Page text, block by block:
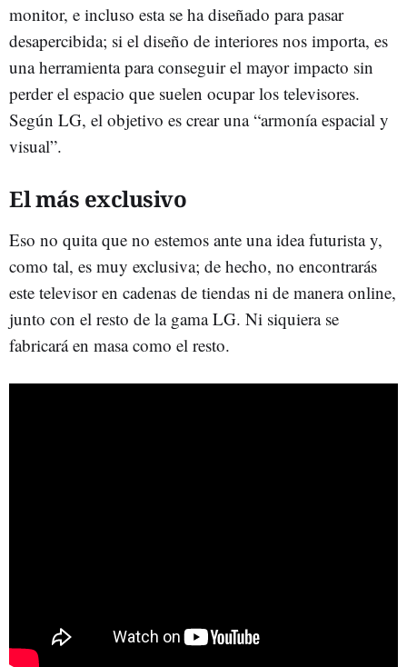
monitor, e incluso esta se ha diseñado para pasar
desapercibida; si el diseño de interiores nos importa, es
una herramienta para conseguir el mayor impacto sin
perder el espacio que suelen ocupar los televisores.
Según LG, el objetivo es crear una “armonía espacial y
visual”.
El más exclusivo
Eso no quita que no estemos ante una idea futurista y,
como tal, es muy exclusiva; de hecho, no encontrarás
este televisor en cadenas de tiendas ni de manera online,
junto con el resto de la gama LG. Ni siquiera se
fabricará en masa como el resto.